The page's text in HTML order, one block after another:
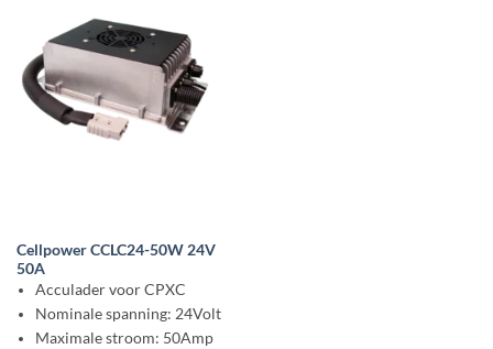
Cellpower CCLC24-50W 24V
50A
Acculader voor CPXC
Nominale spanning: 24Volt
Maximale stroom: 50Amp